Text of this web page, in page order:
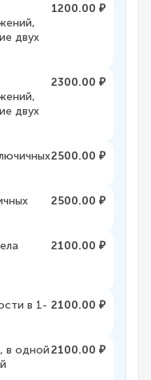
двух
1200.00 ₽
двух
2300.00 ₽
2500.00 ₽
2500.00 ₽
2100.00 ₽
в 1- 2100.00 ₽
в одной2100.00 ₽